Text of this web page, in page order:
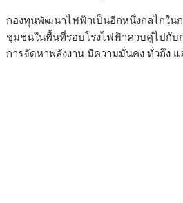
กองทุนพัฒนาไฟฟ้าเป็นอีกหนึ่งกลไกใน
ชุมชนในพื้นที่รอบโรงไฟฟ้าควบคู่ไปกับ
การจัดหาพลังงาน มีความมั่นคง ทั่วถึง